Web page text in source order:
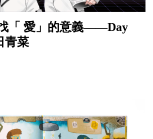
「 愛」的意義——Day
青菜